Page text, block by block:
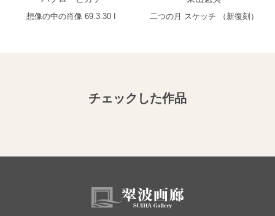
想像の中の肖像 69.3.30 I 二つの月 スケッチ （新復刻）
チェックした作品